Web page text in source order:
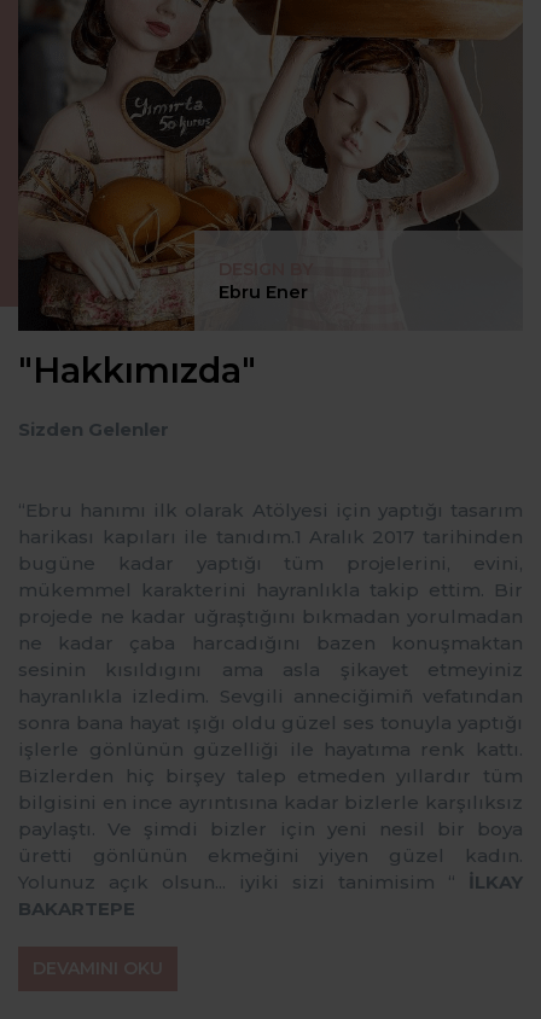
"Hakkımızda"
Sizden Gelenler
‘‘Ebru hanımı ilk olarak Atölyesi için yaptığı tasarım
harikası kapıları ile tanıdım.1 Aralık 2017 tarihinden
bugüne kadar yaptığı tüm projelerini, evini,
mükemmel karakterini hayranlıkla takip ettim. Bir
projede ne kadar uğraştığını bıkmadan yorulmadan
ne kadar çaba harcadığını bazen konuşmaktan
sesinin kısıldıgını ama asla şikayet etmeyiniz
hayranlıkla izledim. Sevgili anneciğimiñ vefatından
sonra bana hayat ışığı oldu güzel ses tonuyla yaptığı
işlerle gönlünün güzelliği ile hayatıma renk kattı.
Bizlerden hiç birşey talep etmeden yıllardır tüm
bilgisini en ince ayrıntısına kadar bizlerle karşılıksız
paylaştı. Ve şimdi bizler için yeni nesil bir boya
üretti gönlünün ekmeğini yiyen güzel kadın.
Yolunuz açık olsun... iyiki sizi tanimisim ‘‘
İLKAY
BAKARTEPE
Ebru Ener